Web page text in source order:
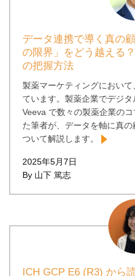
データ連携で導く真の
の限界」をどう越える
の把握方法
製薬マーケティングにおい
ています。製薬企業でデジタ
Veeva で数々の製薬企業の
た筆者が、データを軸に真
ついて解説します。
2025年5月7日
By 山下 篤志
ICH GCP E6 (R3) から